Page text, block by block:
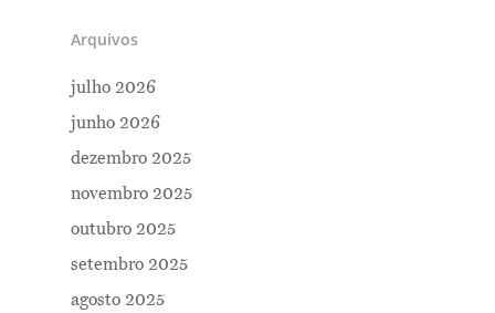
Arquivos
julho 2026
junho 2026
dezembro 2025
novembro 2025
outubro 2025
setembro 2025
agosto 2025